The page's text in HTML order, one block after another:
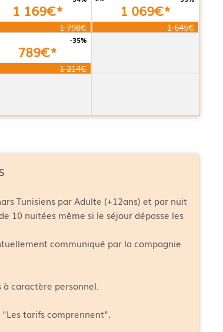
Tunisiens par Adulte (+12ans) et par nuit
10 nuitées même si le séjour dépasse les
communiqué par la compagnie
caractère personnel.
tarifs comprennent".
1 169€*
1 798€
1 069€*
1 645€
-35%
789€*
1 214€